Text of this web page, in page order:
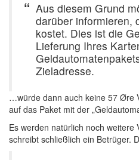
Aus diesem Grund
darüber informieren,
kostet. Dies ist die
Lieferung Ihres
Zieladresse.
…würde dann auch keine 57 Øre
auf das Paket mit der
Es werden natürlich noch weitere
schreibt schließlich ein Betrüger.